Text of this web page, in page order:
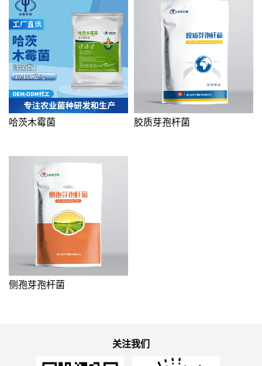
哈茨木霉菌 胶质芽孢杆菌
侧孢芽孢杆菌
关注我们